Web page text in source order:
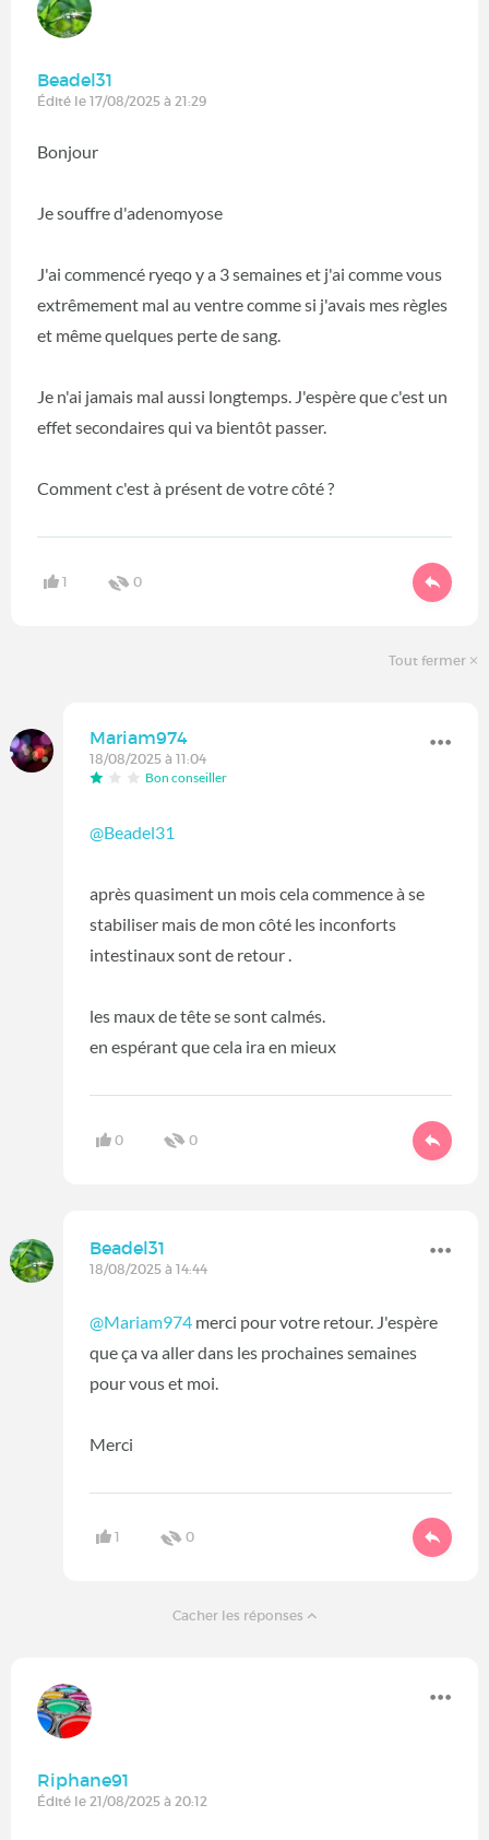
Beadel31
Édité le 17/08/2025 à 21:29
Bonjour
Je souffre d'adenomyose
J'ai commencé ryeqo y a 3 semaines et j'ai comme vous
extrêmement mal au ventre comme si j'avais mes règles
et même quelques perte de sang.
Je n'ai jamais mal aussi longtemps. J'espère que c'est un
effet secondaires qui va bientôt passer.
Comment c'est à présent de votre côté ?
1 0
Tout fermer
Mariam974
18/08/2025 à 11:04
Bon conseiller
@Beadel31
après quasiment un mois cela commence à se
stabiliser mais de mon côté les inconforts
intestinaux sont de retour .
les maux de tête se sont calmés.
en espérant que cela ira en mieux
0 0
Beadel31
18/08/2025 à 14:44
@Mariam974 merci pour votre retour. J'espère
que ça va aller dans les prochaines semaines
pour vous et moi.
Merci
1 0
Cacher les réponses
Riphane91
Édité le 21/08/2025 à 20:12